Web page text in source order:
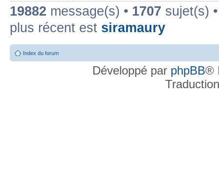
19882 message(s) • 1707 sujet(s)
plus récent est siramaury
Index du forum
Développé par phpBB®